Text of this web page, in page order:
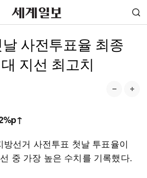
날 사전투표율 최종
지선 최고치
선거 사전투표 첫날 투표율이
중 가장 높은 수치를 기록했다.